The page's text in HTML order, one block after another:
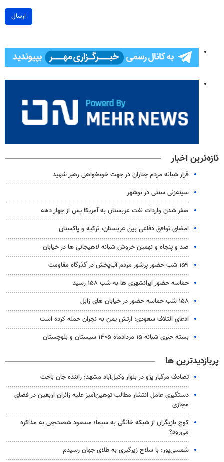
ارسال
تازه‌ترین اخبار
قرار شبانه مردم چناران در جهت خونخواهی رهبر شهید
سینه‌زنی سنتی در بوشهر
صفر شدن واردات نفت عربستان به آمریکا پس از چهار دهه
امضای توافق دفاعی بین عربستان، ترکیه و پاکستان
صد و پنجاه و نهمین خروش شبانه لاهیجانی ها در خیابان
۱۵۹ شب حضور پرشور مردم آب‌پخش در گذرگاه مقاومت
حماسه حضور ایرانشهری ها به شب ۱۵۸ رسید
۱۵۸ شب حماسه حضور در خیابان های زابل
ادعای ائتلاف سعودی: ارتش یمن به نجران حمله کرده است
بسته خبری شبانه ۱۵ مردادماه ۱۴۰۵ سیستان و بلوچستان
پربازدیدترین ها
تصادف مرگبار پژو در بلوار وکیل‌آباد مشهد؛ راننده جان باخت
دستگیری عامل انتشار مطالب توهین‌آمیز علیه زائران اربعین در فضای
مجازی
کوچ بازیگران از شبکه خانگی به سیما؛ مسعود شصت‌چی به مذاکره
می‌رود؟
شمسی‌پور: با سلاح زیرگیری به طلای جهان رسیدم